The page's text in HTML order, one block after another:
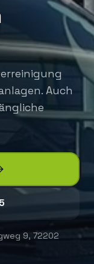
Auch
9, 72202